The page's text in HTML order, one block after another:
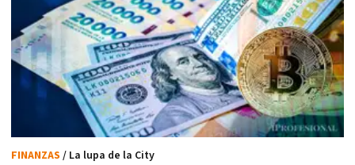
FINANZAS / La lupa de la City